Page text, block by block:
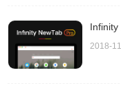
到 Taskade 支持待办
一下其他人怎么使用
模版来进行编辑修改，
Infinity
2018-